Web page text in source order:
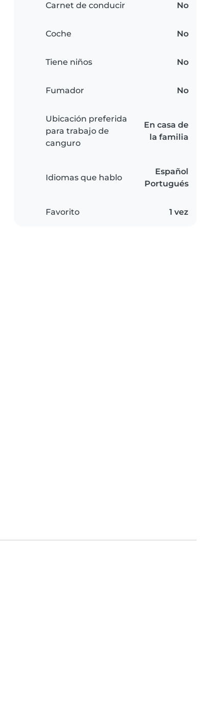
Carnet de conducir No
Coche No
Tiene niños No
Fumador No
Ubicación preferida
para trabajo de
canguro
En casa de
la familia
Idiomas que hablo
Español
Portugués
Favorito 1 vez